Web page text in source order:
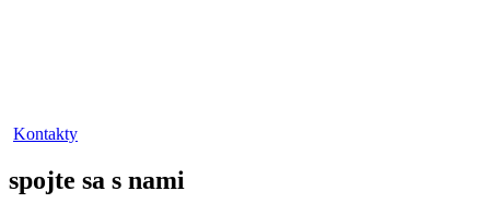
Kontakty
spojte sa s nami